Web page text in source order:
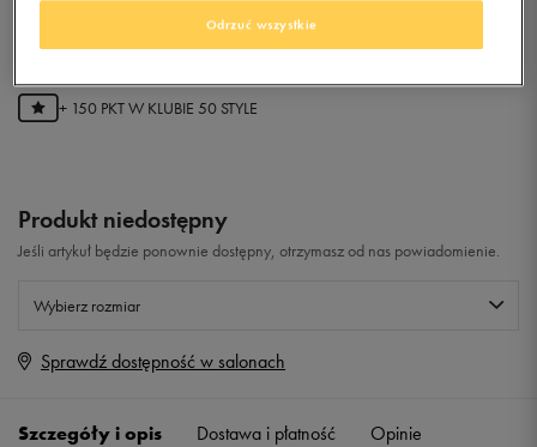
+ 150 PKT W KLUBIE 50 STYLE
Produkt niedostępny
Jeśli artykuł będzie ponownie dostępny, otrzymasz od nas powiadomienie.
Wybierz rozmiar
Rozmiary EU
Sprawdź dostępność w salonach
Szczegóły i opis Dostawa i płatność Opinie
Odrzuć wszystkie